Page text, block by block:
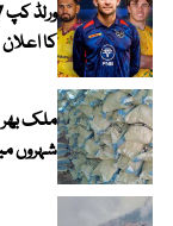
کا اعلان
ملک
شہروں میں 20 کلو تھیلا 100